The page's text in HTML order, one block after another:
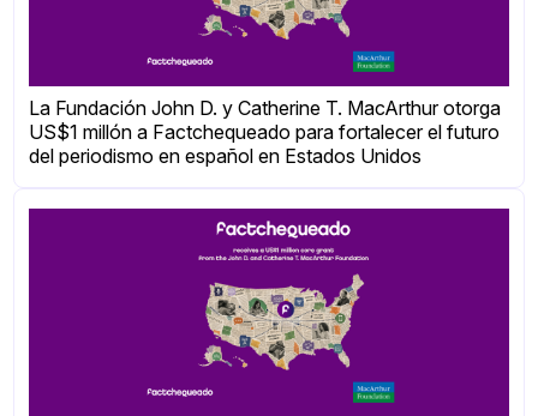
La Fundación John D. y Catherine T. MacArthur otorga
US$1 millón a Factchequeado para fortalecer el futuro
del periodismo en español en Estados Unidos